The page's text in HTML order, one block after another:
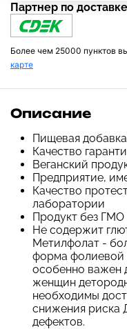
Партнер по доставке
Более чем 25000 пунктов
карте
Описание
Пищевая добавка
Качество
Веганский
Предприятие,
Качество
лаборатории
Продукт без ГМО
Не содержит
Метилфолат -
форма фолиевой
особенно важен
женщин
необходимы
снижения риска
дефектов.